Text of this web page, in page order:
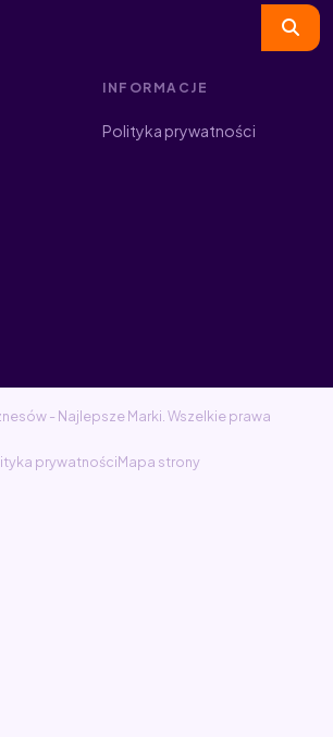
INFORMACJE
Polityka prywatności
- Najlepsze Marki. Wszelkie prawa
prywatnościMapa strony